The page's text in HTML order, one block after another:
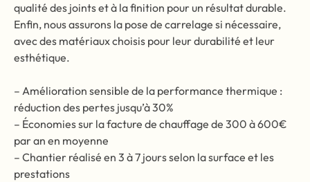
qualité des joints et à la finition pour un résultat durable.
Enfin, nous assurons la pose de carrelage si nécessaire,
avec des matériaux choisis pour leur durabilité et leur
esthétique.
– Amélioration sensible de la performance thermique :
réduction des pertes jusqu’à 30%
– Économies sur la facture de chauffage de 300 à 600€
par an en moyenne
– Chantier réalisé en 3 à 7 jours selon la surface et les
prestations